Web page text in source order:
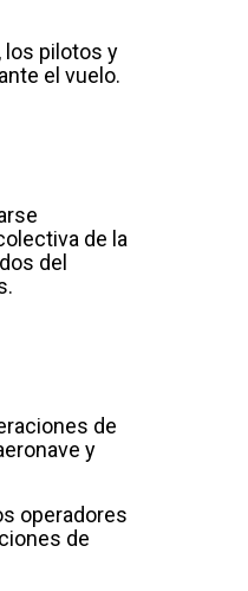
los pilotos y
el vuelo.
de la
del
de
y
operadores
de